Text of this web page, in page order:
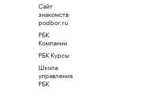
Сайт
знакомств
podbor.ru
РБК
Компании
РБК Курсы
Школа
управления
РБК